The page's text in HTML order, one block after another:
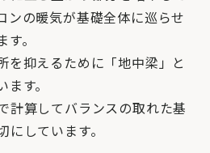
ンの暖気が基礎全体に巡らせ
。
を抑えるために「地中梁」と
す。
計算してバランスの取れた基
しています。